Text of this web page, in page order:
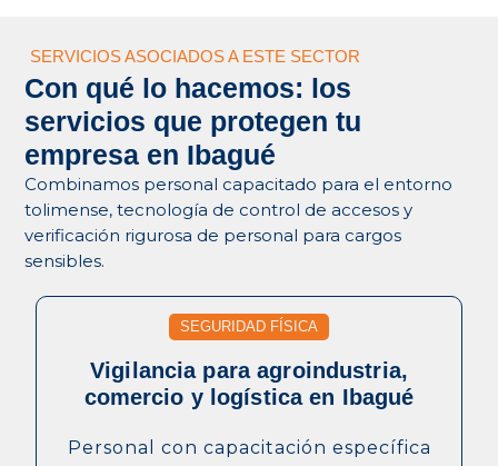
SERVICIOS ASOCIADOS A ESTE SECTOR
Con qué lo hacemos: los
servicios que protegen tu
empresa en Ibagué
Combinamos personal capacitado para el entorno
tolimense, tecnología de control de accesos y
verificación rigurosa de personal para cargos
sensibles.
SEGURIDAD FÍSICA
Vigilancia para agroindustria,
comercio y logística en Ibagué
Personal con capacitación específica